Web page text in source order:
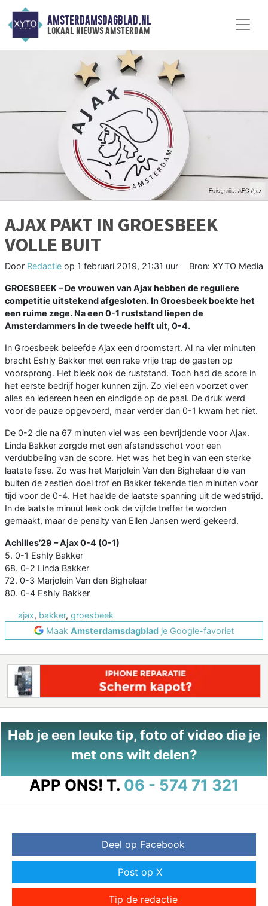
AMSTERDAMSDAGBLAD.NL
lokaal nieuws amsterdam
AJAX PAKT IN GROESBEEK
VOLLE BUIT
Door Redactie op 1 februari 2019, 21:31 uur Bron: XYTO Media
GROESBEEK –De vrouwen van Ajax hebben de reguliere
competitie uitstekend afgesloten. In Groesbeek boekte het
een ruime zege. Na een 0-1 ruststand liepen de
Amsterdammers in de tweede helft uit, 0-4.
In Groesbeek beleefde Ajax een droomstart. Al na vier minuten
bracht Eshly Bakker met een rake vrije trap de gasten op
voorsprong. Het bleek ook de ruststand. Toch had de score in
het eerste bedrijf hoger kunnen zijn. Zo viel een voorzet over
alles en iedereen heen en eindigde op de paal. De druk werd
voor de pauze opgevoerd, maar verder dan 0-1 kwam het niet.
De 0-2 die na 67 minuten viel was een bevrijdende voor Ajax.
Linda Bakker zorgde met een afstandsschot voor een
verdubbeling van de score. Het was het begin van een sterke
laatste fase. Zo was het Marjolein Van den Bighelaar die van
buiten de zestien doel trof en Bakker tekende tien minuten voor
tijd voor de 0-4. Het haalde de laatste spanning uit de wedstrijd.
In de laatste minuut leek ook de vijfde treffer te worden
gemaakt, maar de penalty van Ellen Jansen werd gekeerd.
Achilles’29 – Ajax0-4 (0-1)
5. 0-1 Eshly Bakker
68. 0-2 Linda Bakker
72. 0-3 Marjolein Van den Bighelaar
80. 0-4 Eshly Bakker
ajax, bakker, groesbeek
Maak Amsterdamsdagblad je Google-favoriet
Heb je een leuke tip, foto of video die je
met ons wilt delen?
APP ONS! T. 06 - 574 71 321
Deel op Facebook
Post op X
Tip de redactie